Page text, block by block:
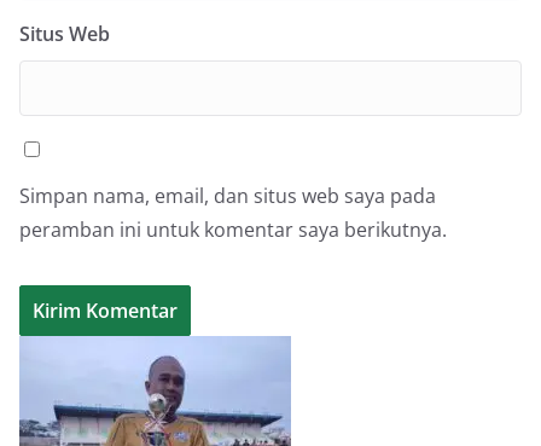
Situs Web
Simpan nama, email, dan situs web saya pada
peramban ini untuk komentar saya berikutnya.